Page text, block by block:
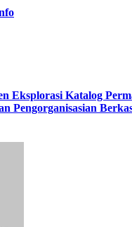
Eksplorasi Katalog
Pengorganisasian